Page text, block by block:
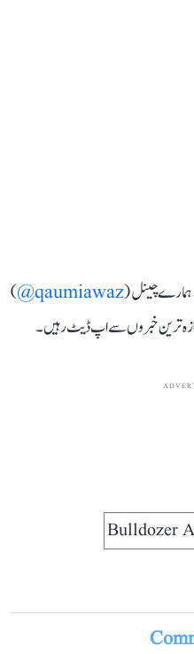
ہمارے چینل (qaumiawaz@
)
ترین خبروں سے اپ ڈیٹ رہیں۔
Bulldozer